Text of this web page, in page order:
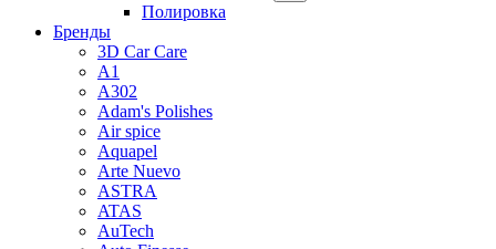
Полировка
Бренды
3D Car Care
A1
A302
Adam's Polishes
Air spice
Aquapel
Arte Nuevo
ASTRA
ATAS
AuTech